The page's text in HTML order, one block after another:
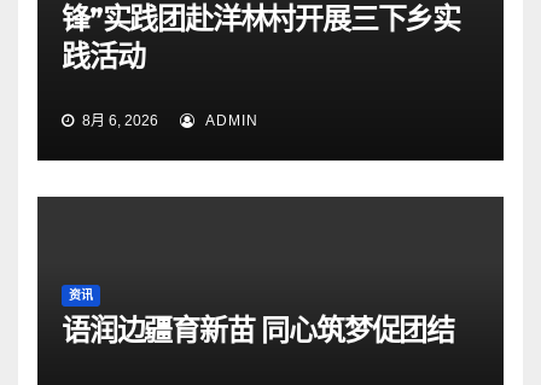
锋”实践团赴洋林村开展三下乡实
践活动
8月 6, 2026 ADMIN
资讯
语润边疆育新苗 同心筑梦促团结